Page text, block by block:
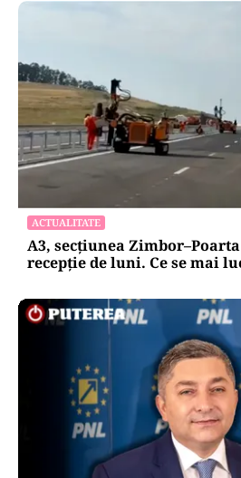
ACTUALITATE
A3, secțiunea
recepție de luni. Ce se mai